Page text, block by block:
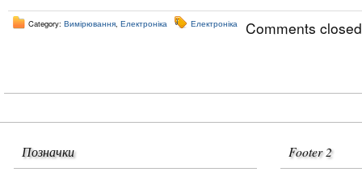
Category: Вимірювання, Електроніка Електроніка Comments closed
Позначки Footer 2